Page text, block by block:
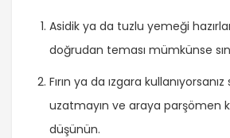
Asidik ya da tuzlu yemeği
doğrudan teması mümkünse
Fırın ya da ızgara
uzatmayın ve araya parşömen
düşünün.